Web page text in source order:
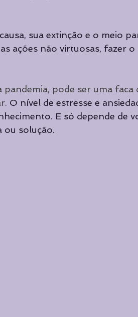
sua extinção e o meio
ações não virtuosas, fazer o
pode ser uma faca
O nível de estresse e
E só depende de
ou solução.